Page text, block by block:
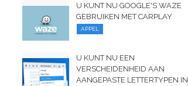
U KUNT NU GOOGLE'S WAZE
GEBRUIKEN MET CARPLAY
APPEL
U KUNT NU EEN
VERSCHEIDENHEID AAN
AANGEPASTE LETTERTYPEN IN